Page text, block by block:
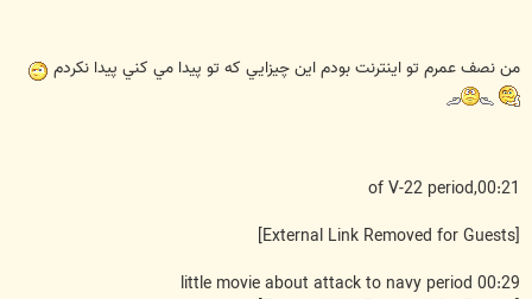
من نصف عمرم تو اينترنت بودم اين چيزايي كه تو پيدا مي كني پيدا نكردم
of V-22 period,00:21
little movie about attack to navy period 00:29